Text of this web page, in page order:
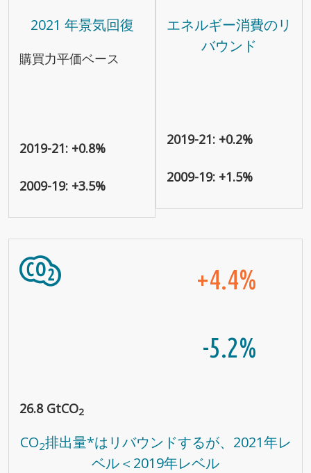
2021 年景気回復
購買力平価ベース
2019-21: +0.8%
2009-19: +3.5%
エネルギー消費のリ
バウンド
2019-21: +0.2%
2009-19: +1.5%
+4.4%
-5.2%
26.8 GtCO2
CO2排出量*はリバウンドするが、2021年レ
ベル＜2019年レベル